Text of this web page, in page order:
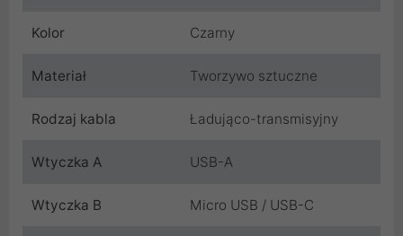
Kolor Czarny
Materiał Tworzywo sztuczne
Rodzaj kabla Ładująco-transmisyjny
Wtyczka A USB-A
Wtyczka B Micro USB / USB-C